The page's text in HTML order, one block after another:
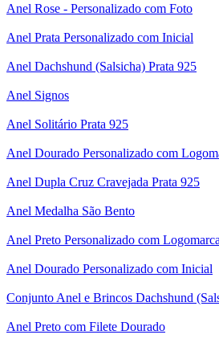
Anel Rose - Personalizado com Foto
Anel Prata Personalizado com Inicial
Anel Dachshund (Salsicha) Prata 925
Anel Signos
Anel Solitário Prata 925
Anel Dourado Personalizado com
Anel Dupla Cruz Cravejada Prata 925
Anel Medalha São Bento
Anel Preto Personalizado com Logomarca
Anel Dourado Personalizado com Inicial
Conjunto Anel e Brincos Dachshund
Anel Preto com Filete Dourado